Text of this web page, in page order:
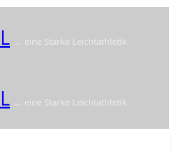
... eine Starke Leichtathletik
... eine Starke Leichtathletik